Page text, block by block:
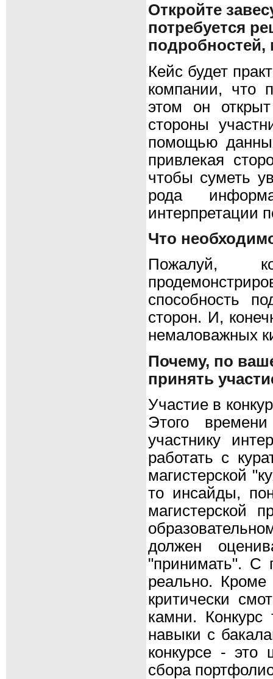
Откройте
потребуется
подробностей,
Кейс будет
компании, что
этом он
стороны
помощью
привлекая
чтобы суметь
рода
интерпретации
Что
Пожалуй,
способность
сторон. И,
немаловажных
Почему, по
принять
Участие в
Этого
участнику
работать с
магистерской
то инсайды,
магистерской
должен
"принимать". С
реально. Кроме
критически
камни. Конкурс
навыки с
конкурсе - это
сбора